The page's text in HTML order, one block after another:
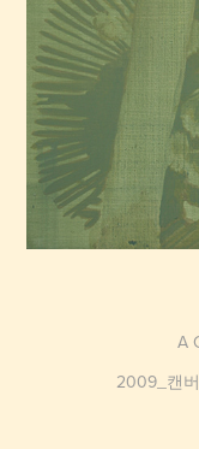
A
2009_캔